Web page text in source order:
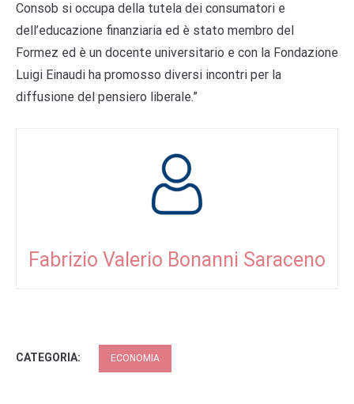
Consob si occupa della tutela dei consumatori e
dell’educazione finanziaria ed è stato membro del
Formez ed è un docente universitario e con la Fondazione
Luigi Einaudi ha promosso diversi incontri per la
diffusione del pensiero liberale.”
Fabrizio Valerio Bonanni Saraceno
CATEGORIA: ECONOMIA